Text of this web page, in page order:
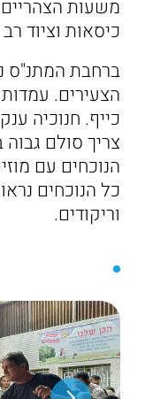
משעות
כיסאות וציוד
ברחבת המתנ"ס
הצעירים.
כייף. חנוכיה
הנוכחים עם
כל הנוכחים
וריקודים.